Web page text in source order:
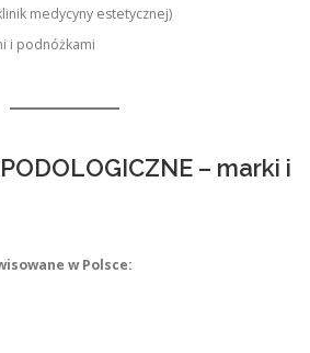
medycyny estetycznej)
i podnóżkami
– marki i
w Polsce: